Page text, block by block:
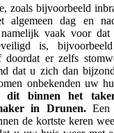
zoals bijvoorbeeld
algemeen dag en
namelijk vaak voor
is,
doordat er zelfs
dat u zich dan
onbekenden uw
binnen het
in Drunen.Een
de kortste keren